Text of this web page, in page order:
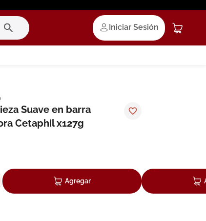
Iniciar Sesión
Suave en barra
Cetaphil x127g
Agregar